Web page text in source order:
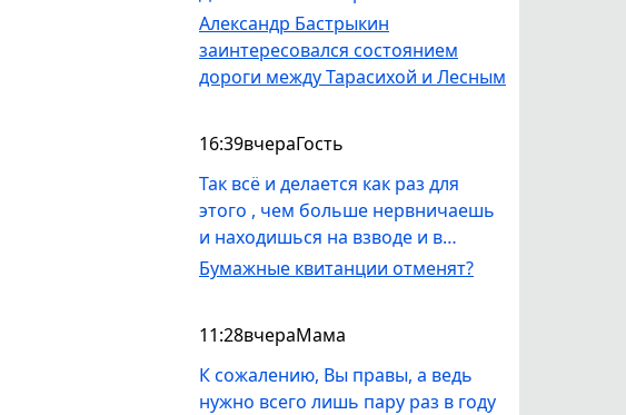
Александр Бастрыкин
заинтересовался состоянием
дороги между Тарасихой и Лесным
16:39вчераГость
Так всё и делается как раз для
этого , чем больше нервничаешь
и находишься на взводе и в
непонимании происходящего
Это конечно сарказм с моей
стороны , не обижайтесь , сам
являюсь старпёром .
Бумажные квитанции отменят?
11:28вчераМама
К сожалению, Вы правы, а ведь
нужно всего лишь пару раз в году